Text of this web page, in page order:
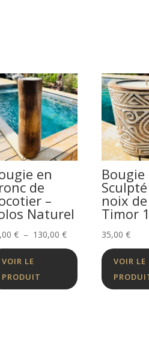
en
de
–
Naturel
€ – 130,00€Plage
de
75,00 €
VOIR LE
PRODUIT
Bougie
noix
Timor 1
35,00€
VOIR LE